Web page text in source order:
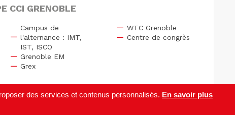
CCI GRENOBLE
Campus de
l'alternance : IMT,
IST, ISCO
Grenoble EM
Grex
WTC Grenoble
Centre de congrès
des services et contenus personnalisés. En savoir plus